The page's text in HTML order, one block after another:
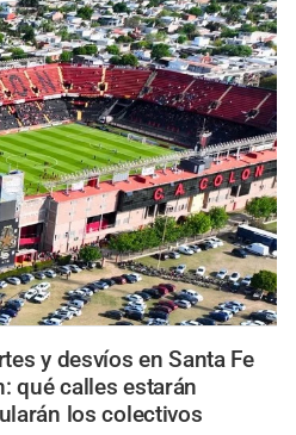
y desvíos en Santa Fe
qué calles estarán
los colectivos